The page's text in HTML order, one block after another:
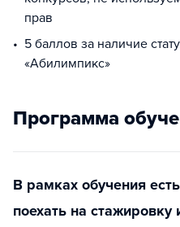
прав
5 баллов за наличие
«Абилимпикс»
Программа
В рамках обучения
поехать на стажировку